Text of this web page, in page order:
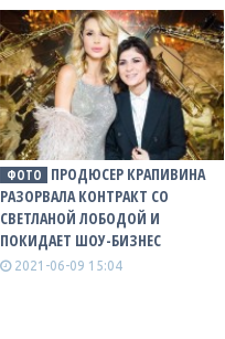
ФОТО
ПРОДЮСЕР КРАПИВИНА
РАЗОРВАЛА КОНТРАКТ СО
СВЕТЛАНОЙ ЛОБОДОЙ И
ПОКИДАЕТ ШОУ-БИЗНЕС
2021-06-09 15:04